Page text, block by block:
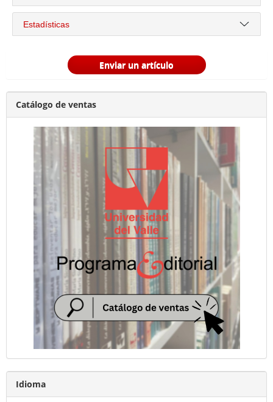
Estadísticas
Enviar un artículo
Catálogo de ventas
Idioma